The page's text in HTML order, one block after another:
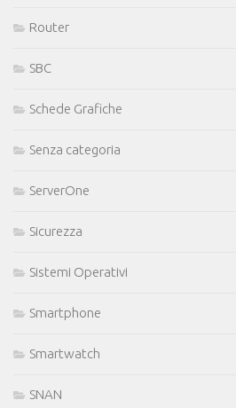
Router
SBC
Schede Grafiche
Senza categoria
ServerOne
Sicurezza
Sistemi Operativi
Smartphone
Smartwatch
SNAN